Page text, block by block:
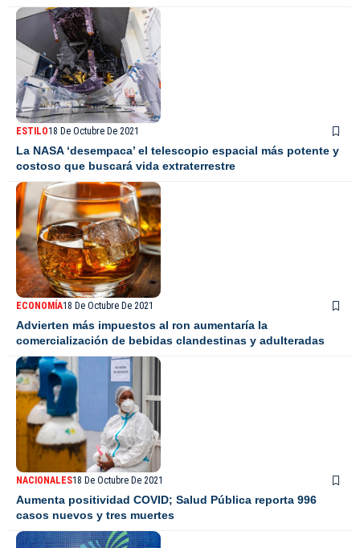
ESTILO18 De Octubre De 2021
La NASA ‘desempaca’ el telescopio espacial más potente y
costoso que buscará vida extraterrestre
ECONOMÍA18 De Octubre De 2021
Advierten más impuestos al ron aumentaría la
comercialización de bebidas clandestinas y adulteradas
NACIONALES18 De Octubre De 2021
Aumenta positividad COVID; Salud Pública reporta 996
casos nuevos y tres muertes